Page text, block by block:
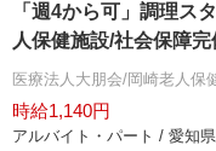
「週4から可」調理ス
人保健施設/社会保障完
医療法人大朋会/岡崎老人保
時給1,140円
アルバイト・パート / 愛知県